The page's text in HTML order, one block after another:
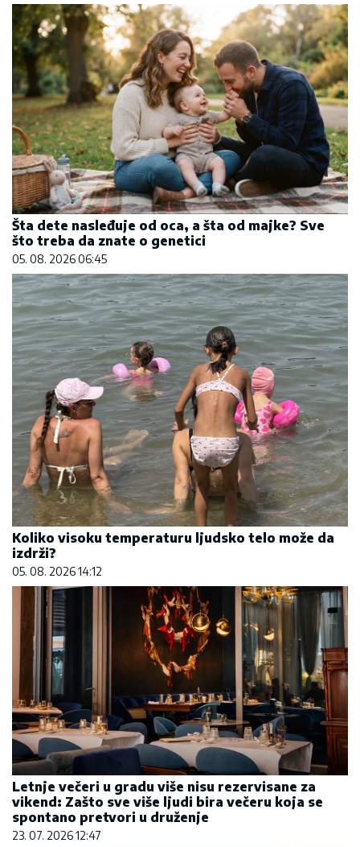
Šta dete nasleđuje od oca, a šta od majke? Sve
što treba da znate o genetici
05. 08. 2026 06:45
Koliko visoku temperaturu ljudsko telo može da
izdrži?
05. 08. 2026 14:12
Letnje večeri u gradu više nisu rezervisane za
vikend: Zašto sve više ljudi bira večeru koja se
spontano pretvori u druženje
23. 07. 2026 12:47